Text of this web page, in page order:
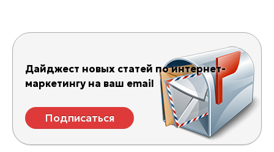
Дайджест новых статей по интернет-
маркетингу на ваш email
Подписаться